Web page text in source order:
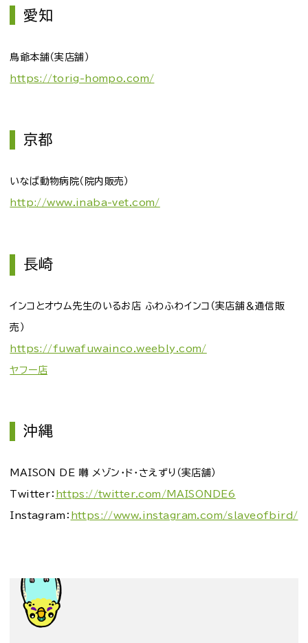
愛知
鳥爺本舗（実店舗）
https://torig-hompo.com/
京都
いなば動物病院（院内販売）
http://www.inaba-vet.com/
長崎
インコとオウム先生のいるお店 ふわふわインコ（実店舗＆通信販
売）
https://fuwafuwainco.weebly.com/
ヤフー店
沖縄
MAISON DE 囀 メゾン・ド・さえずり（実店舗）
Twitter： https://twitter.com/MAISONDE6
Instagram： https://www.instagram.com/slaveofbird/